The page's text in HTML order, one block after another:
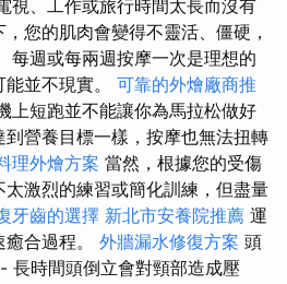
視、工作或旅行時間太長而沒有
您的肌肉會變得不靈活、僵硬，
每週或每兩週按摩一次是理想的
並不現實。 可靠的外燴廠商推
上短跑並不能讓你為馬拉松做好
營養目標一樣，按摩也無法扭轉
理外燴方案 當然，根據您的受傷
激烈的練習或簡化訓練，但盡量
牙齒的選擇 新北市安養院推薦 運
合過程。 外牆漏水修復方案 頭
- 長時間頭倒立會對頸部造成壓